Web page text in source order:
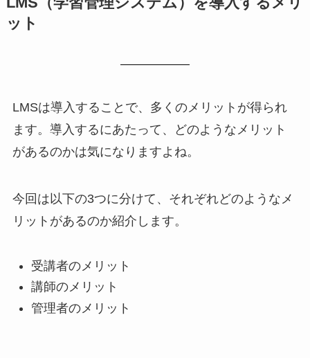
ット
LMSは導入することで、多くのメリットが得られ
ます。導入するにあたって、どのようなメリット
があるのかは気になりますよね。
今回は以下の3つに分けて、それぞれどのようなメ
リットがあるのか紹介します。
受講者のメリット
講師のメリット
管理者のメリット